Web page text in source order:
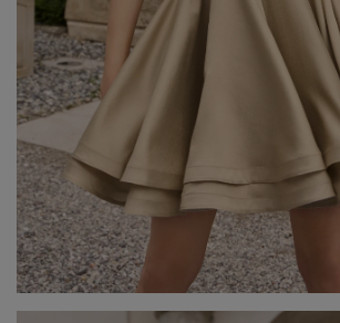
Beliebte Kategorien
NEUHEITEN ZUR HOCHZEIT
Stil
TRAUUNG
BOHO